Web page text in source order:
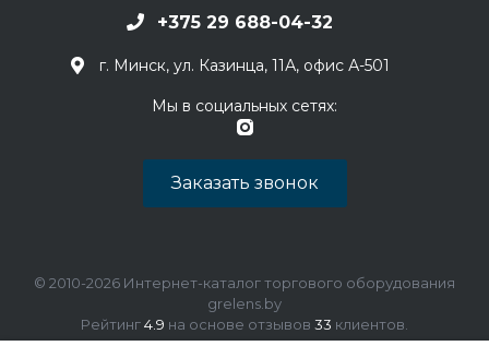
+375 29 688-04-32
г. Минск, ул. Казинца, 11А, офис А-501
Мы в социальных сетях:
Заказать звонок
© 2010-2026 Интернет-каталог торгового оборудования
grelens.by
Рейтинг4.9 на основе отзывов 33 клиентов.